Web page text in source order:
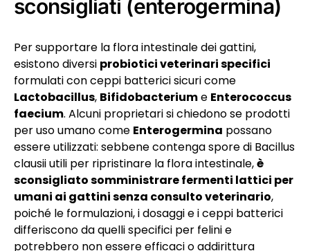
sconsigliati (enterogermina)
Per supportare la flora intestinale dei gattini,
esistono diversi probiotici veterinari specifici
formulati con ceppi batterici sicuri come
Lactobacillus, Bifidobacteriume Enterococcus
faecium. Alcuni proprietari si chiedono se prodotti
per uso umano come Enterogermina possano
essere utilizzati: sebbene contenga spore di Bacillus
clausii utili per ripristinare la flora intestinale,è
sconsigliato somministrare fermenti lattici per
umani ai gattini senza consulto veterinario,
poiché le formulazioni, i dosaggi e i ceppi batterici
differiscono da quelli specifici per felini e
potrebbero non essere efficaci o addirittura